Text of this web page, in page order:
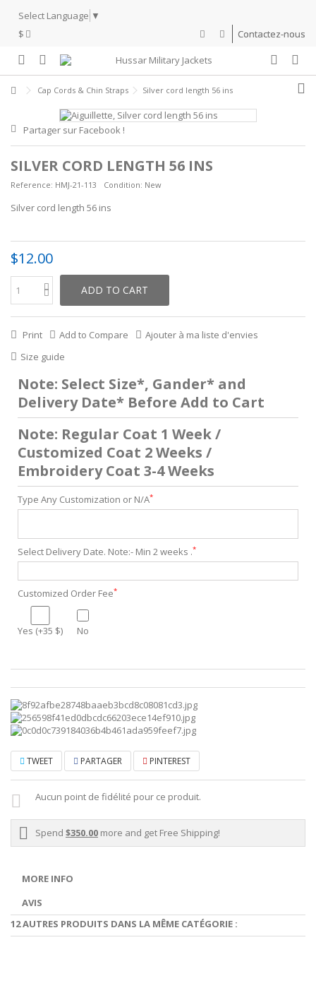
Select Language ▼
$
Contactez-nous
Cap Cords & Chin Straps Silver cord length 56 ins
Partager sur Facebook !
SILVER CORD LENGTH 56 INS
Reference: HMJ-21-113 Condition: New
Silver cord length 56 ins
$12.00
ADD TO CART
Print Add to Compare
Ajouter à ma liste d'envies
Size guide
Note: Select Size*, Gander* and
Delivery Date* Before Add to Cart
Note: Regular Coat 1 Week /
Customized Coat 2 Weeks /
Embroidery Coat 3-4 Weeks
Type Any Customization or N/A*
Select Delivery Date. Note:- Min 2 weeks .*
Customized Order Fee*
Yes (+35 $) No
TWEET PARTAGER PINTEREST
Aucun point de fidélité pour ce produit.
Spend $350.00 more and get Free Shipping!
MORE INFO
AVIS
12 AUTRES PRODUITS DANS LA MÊME CATÉGORIE :